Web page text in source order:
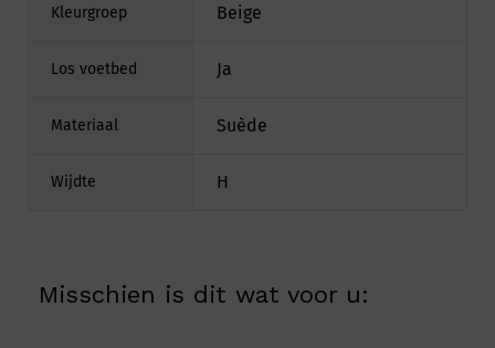
Kleurgroep Beige
Los voetbed Ja
Materiaal Suède
Wijdte H
Misschien is dit wat voor u: